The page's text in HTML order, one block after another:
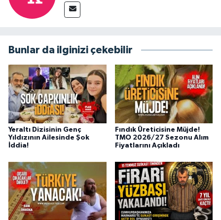
Bunlar da ilginizi çekebilir
Yeraltı Dizisinin Genç
Yıldızının Ailesinde Şok
İddia!
Fındık Üreticisine Müjde!
TMO 2026/27 Sezonu Alım
Fiyatlarını Açıkladı